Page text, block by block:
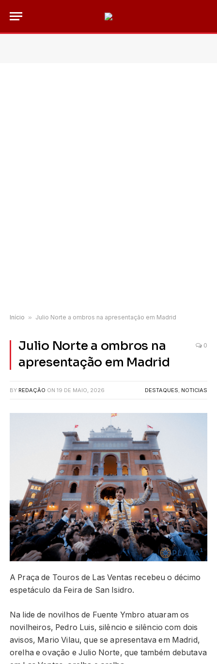
Início » Julio Norte a ombros na apresentação em Madrid
Julio Norte a ombros na
apresentação em Madrid
0
BY REDAÇÃO ON 19 DE MAIO, 2026 DESTAQUES, NOTICIAS
A Praça de Touros de Las Ventas recebeu o décimo
espetáculo da Feira de San Isidro.
Na lide de novilhos de Fuente Ymbro atuaram os
novilheiros, Pedro Luis, silêncio e silêncio com dois
avisos, Mario Vilau, que se apresentava em Madrid,
orelha e ovação e Julio Norte, que também debutava